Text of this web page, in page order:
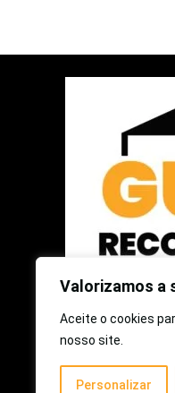
Valorizamos a
Aceite o cookies
nosso site.
Personalizar
2025 © Guia
Programa de